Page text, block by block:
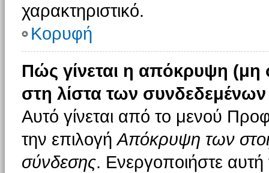
χαρακτηριστικό.
Κορυφή
Πώς γίνεται η απόκρυψη
στη λίστα των
Αυτό γίνεται από το μενού
την επιλογήΑπόκρυψη των
σύνδεσης. Ενεργοποιήστε